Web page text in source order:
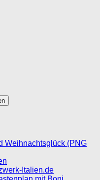
Weihnachtsglück (PNG
Italien.de